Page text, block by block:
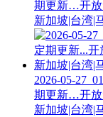
期更新…开放
新加坡|台湾|
2026-05-
期更新…开放
新加坡|台湾|